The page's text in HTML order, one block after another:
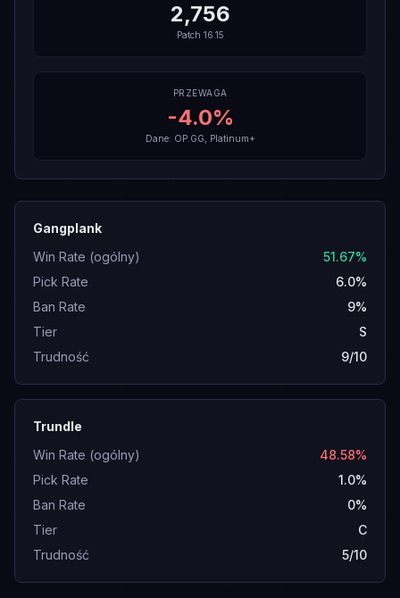
2,756
Patch 16.15
PRZEWAGA
-4.0%
Dane: OP.GG, Platinum+
Gangplank
Win Rate (ogólny)
51.67%
Pick Rate
6.0%
Ban Rate
9%
Tier
S
Trudność
9/10
Trundle
Win Rate (ogólny)
48.58%
Pick Rate
1.0%
Ban Rate
0%
Tier
C
Trudność
5/10